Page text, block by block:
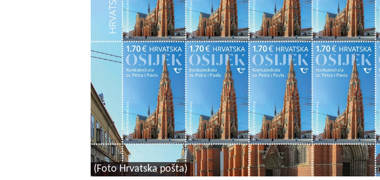
(Foto Hrvatska pošta)